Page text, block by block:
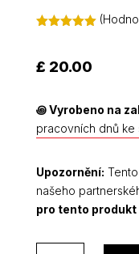
základě
hodnocení
£ 20.00
꩜Vyrobeno na
pracovních dnů
Upozornění:
našeho
pro tento produkt